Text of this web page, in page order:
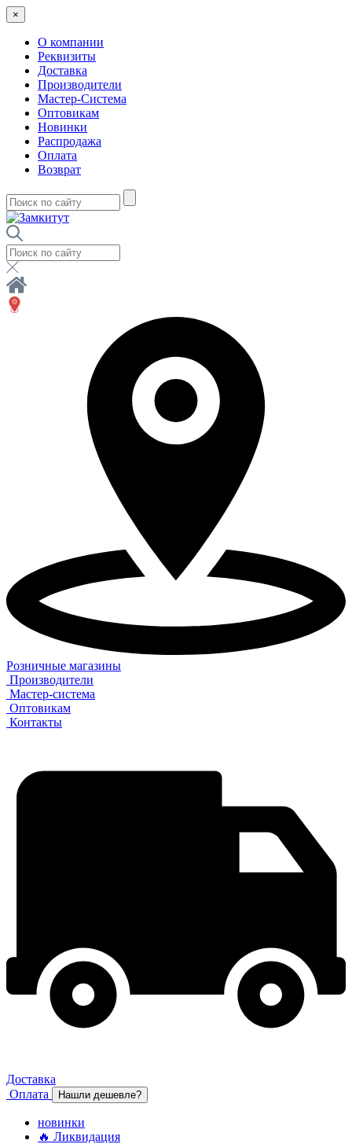
×
О компании
Реквизиты
Доставка
Производители
Мастер-Система
Оптовикам
Новинки
Распродажа
Оплата
Возврат
Розничные магазины
Производители
Мастер-система
Оптовикам
Контакты
Доставка
Оплата
Нашли дешевле?
новинки
🔥 Ликвидация